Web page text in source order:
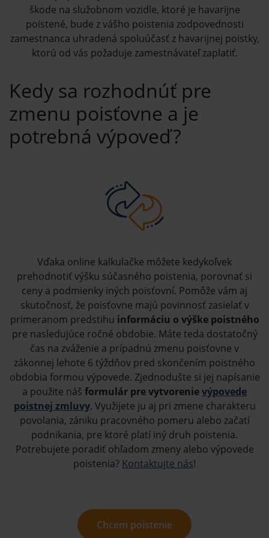
škode na služobnom vozidle, ktoré je havarijne
poistené, bude z vášho poistenia zodpovednosti
zamestnanca uhradená spoluúčasť z havarijnej poistky,
ktorú od vás požaduje zamestnávateľ zaplatiť.
Kedy sa rozhodnúť pre
zmenu poisťovne a je
potrebná výpoveď?
Vďaka online kalkulačke môžete kedykoľvek
prehodnotiť výšku súčasného poistenia, porovnať si
ceny a podmienky iných poisťovní. Pomôže vám aj
skutočnosť, že poisťovne majú povinnosť zasielať v
primeranom predstihu informáciu o výške poistného
pre nasledujúce ročné obdobie. Máte teda dostatočný
čas na zváženie a prípadnú zmenu poisťovne v
zákonnej lehote 6 týždňov pred skončením poistného
obdobia formou výpovede. Zjednodušte si jej napísanie
a použite náš formulár pre vytvorenievýpovede
poistnej zmluvy. Využijete ju aj pri zmene charakteru
povolania, zániku pracovného pomeru alebo začatí
podnikania, pre ktoré platí iný druh poistenia.
Potrebujete poradiť ohľadom zmeny alebo výpovede
poistenia? Kontaktujte nás!
Chcem poistenie